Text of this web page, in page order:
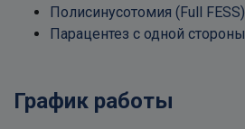
Полисинусотомия (Full FESS)
Парацентез с одной стороны
График работы